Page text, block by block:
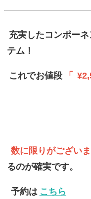
充実したコンポー
テム！
これでお値段 「
数に限りがござい
るのが確実です。
予約は こちら